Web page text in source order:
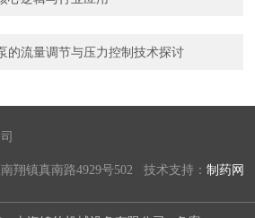
的流量调节与压力控制技术探讨
翔镇真南路4929号502 技术支持：制药网